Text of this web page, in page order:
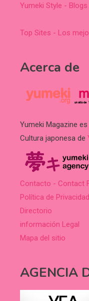
Yumeki Style -
Top Sites - Los
Acerca de
Yumeki Magazine
Cultura japonesa de
Contacto - Contact
Política de
Directorio
información Legal
Mapa del sitio
AGENCIA